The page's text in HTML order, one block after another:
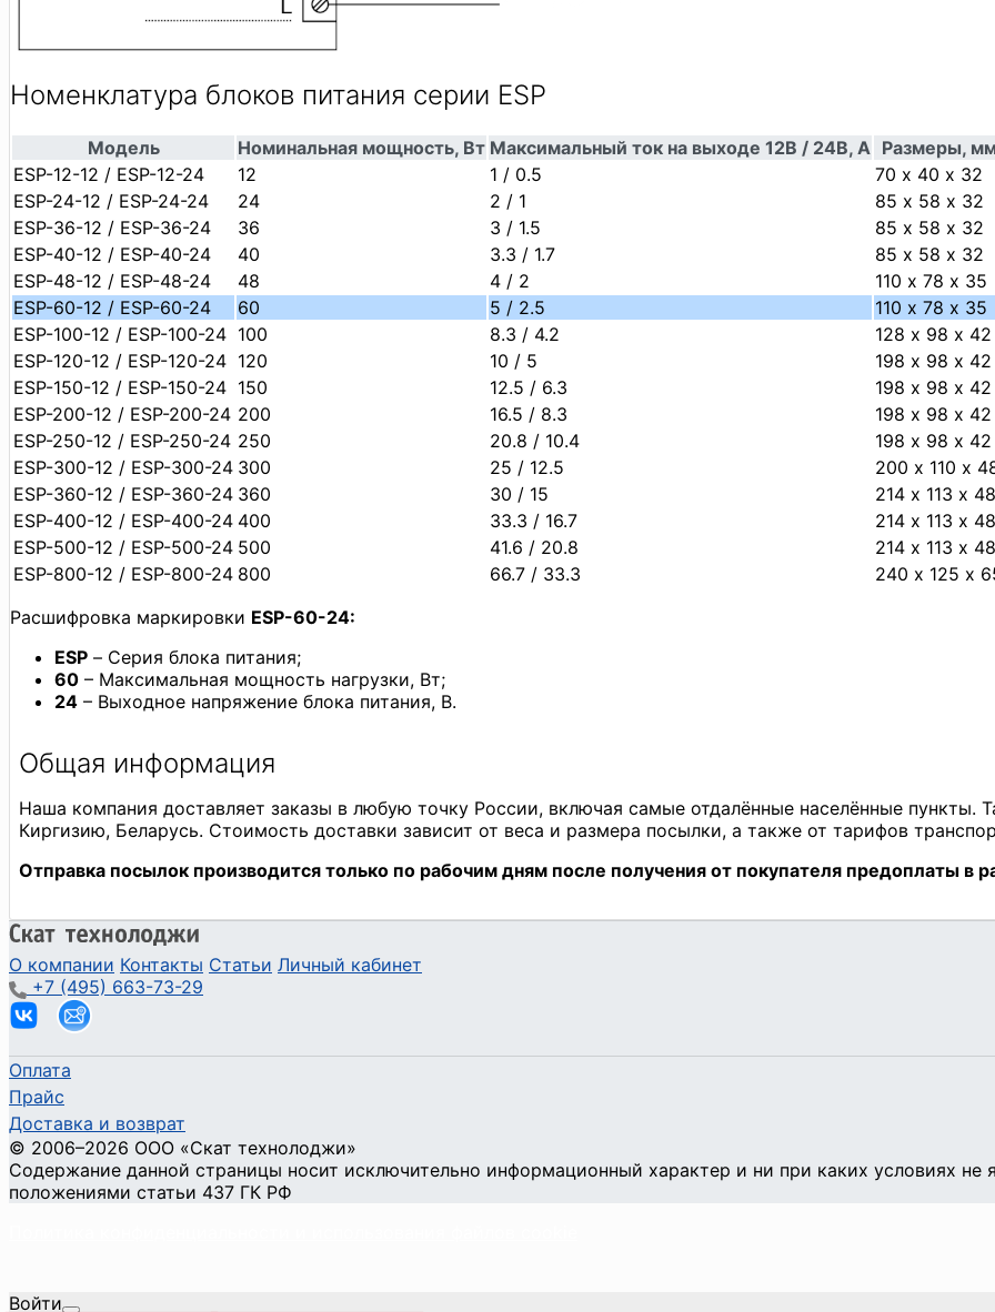
Номенклатура блоков питания серии ESP
Модель Номинальная мощность, Вт Максимальный ток на выходе 12В / 24В, А Размеры,
ESP-12-12 / ESP-12-24
12 1 / 0.5
70 х 40 х 32
ESP-24-12 / ESP-24-24
24 2 / 1
85 х 58 х 32
ESP-36-12 / ESP-36-24
36 3 / 1.5
85 х 58 х 32
ESP-40-12 / ESP-40-24
40 3.3 / 1.7
85 х 58 х 32
ESP-48-12 / ESP-48-24
48 4 / 2
110 х 78 х 35
ESP-60-12 / ESP-60-24
60 5 / 2.5
110 х 78 х 35
ESP-100-12 / ESP-100-24 100 8.3 / 4.2
128 х 98 х 42
ESP-120-12 / ESP-120-24 120 10 / 5
198 х 98 х 42
ESP-150-12 / ESP-150-24 150 12.5 / 6.3
198 х 98 х 42
ESP-200-12 / ESP-200-24 200 16.5 / 8.3
198 х 98 х 42
ESP-250-12 / ESP-250-24 250 20.8 / 10.4
198 х 98 х 42
ESP-300-12 / ESP-300-24 300 25 / 12.5
200 х 110 х
ESP-360-12 / ESP-360-24 360 30 / 15
214 х 113 х 48
ESP-400-12 / ESP-400-24 400 33.3 / 16.7
214 х 113 х 48
ESP-500-12 / ESP-500-24 500 41.6 / 20.8
214 х 113 х 48
ESP-800-12 / ESP-800-24 800 66.7 / 33.3
240 х 125 х
Расшифровка маркировки ESP-60-24:
ESP – Серия блока питания;
60 – Максимальная мощность нагрузки, Вт;
24 – Выходное напряжение блока питания, В.
О компании Контакты Статьи Личный кабинет
+7 (495) 663-73-29
Оплата
Прайс
Доставка и возврат
© 2006–2026 ООО «Скат технолоджи»
Содержание данной страницы носит исключительно информационный характер и ни при каких условиях не
положениями статьи 437 ГК РФ
Войти